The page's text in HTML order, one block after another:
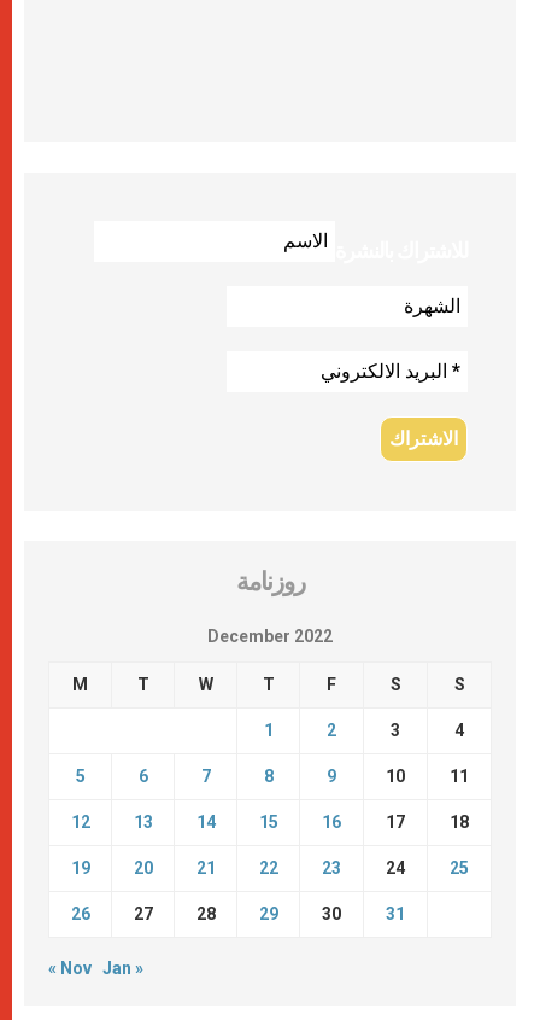
روزنامة
December 2022
M T W T F S S
1 2 3 4
5 6 7 8 9 10 11
12 13 14 15 16 17 18
19 20 21 22 23 24 25
26 27 28 29 30 31
« Nov Jan »